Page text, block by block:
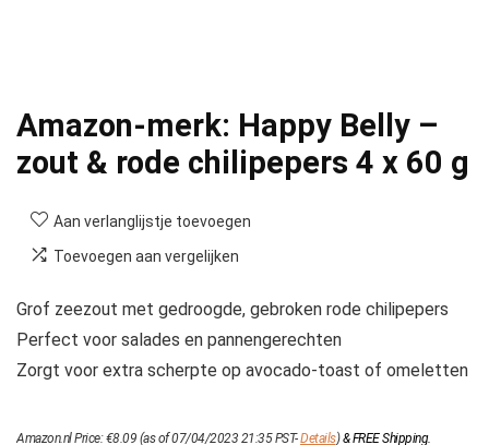
Amazon-merk: Happy Belly –
zout & rode chilipepers 4 x 60 g
Aan verlanglijstje toevoegen
Toevoegen aan vergelijken
Grof zeezout met gedroogde, gebroken rode chilipepers
Perfect voor salades en pannengerechten
Zorgt voor extra scherpte op avocado-toast of omeletten
Amazon.nl Price:€8.09 (as of 07/04/2023 21:35 PST-Details)&FREE Shipping.